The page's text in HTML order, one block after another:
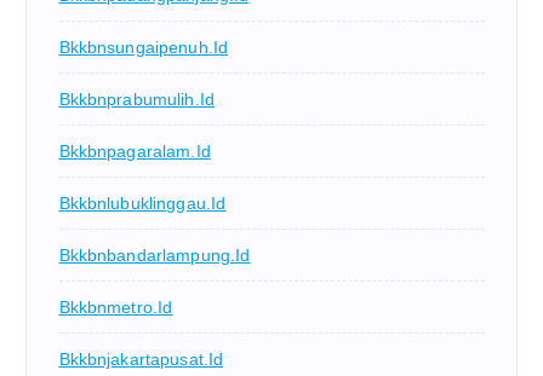
Bkkbnsungaipenuh.id
Bkkbnprabumulih.id
Bkkbnpagaralam.id
Bkkbnlubuklinggau.id
Bkkbnbandarlampung.id
Bkkbnmetro.id
Bkkbnjakartapusat.id